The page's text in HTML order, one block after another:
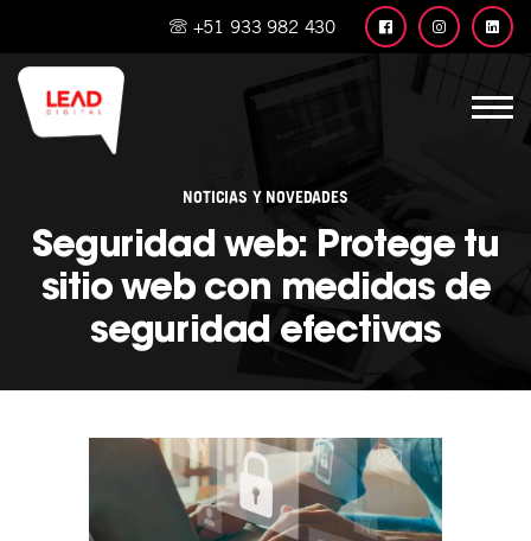
+51 933 982 430
NOTICIAS Y NOVEDADES
Seguridad web: Protege tu
sitio web con medidas de
seguridad efectivas